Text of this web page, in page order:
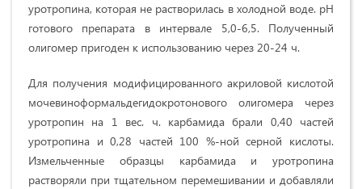
уротропина, которая не растворилась в холодной воде. рН
готового препарата в интервале 5,0-6,5. Полученный
олигомер пригоден к использованию через 20-24 ч.
Для получения модифицированного акриловой кислотой
мочевиноформальдегидокротонового олигомера через
уротропин на 1 вес. ч. карбамида брали 0,40 частей
уротропина и 0,28 частей 100 %-ной серной кислоты.
Измельченные образцы карбамида и уротропина
растворяли при тщательном перемешивании и добавляли